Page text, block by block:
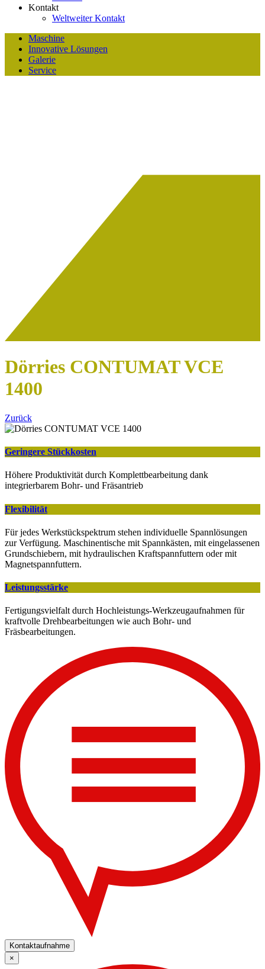
Kontakt
Weltweiter Kontakt
Maschine
Innovative Lösungen
Galerie
Service
Dörries CONTUMAT VCE
1400
Zurück
Geringere Stückkosten
Höhere Produktivität durch Komplettbearbeitung dank
integrierbarem Bohr- und Fräsantrieb
Flexibilität
Für jedes Werkstückspektrum stehen individuelle Spannlösungen
zur Verfügung. Maschinentische mit Spannkästen, mit eingelassenen
Grundschiebern, mit hydraulischen Kraftspannfuttern oder mit
Magnetspannfuttern.
Leistungsstärke
Fertigungsvielfalt durch Hochleistungs-Werkzeugaufnahmen für
kraftvolle Drehbearbeitungen wie auch Bohr- und
Fräsbearbeitungen.
Kontaktaufnahme
×